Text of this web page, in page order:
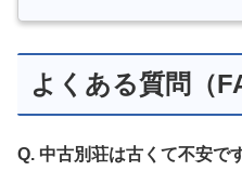
よくある質問（
Q. 中古別荘は古くて不安で